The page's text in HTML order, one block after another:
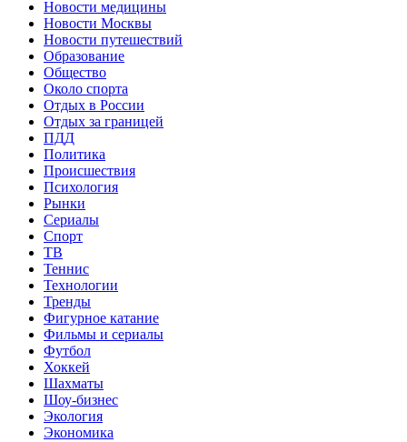
Новости медицины
Новости Москвы
Новости путешествий
Образование
Общество
Около спорта
Отдых в России
Отдых за границей
ПДД
Политика
Происшествия
Психология
Рынки
Сериалы
Спорт
ТВ
Теннис
Технологии
Тренды
Фигурное катание
Фильмы и сериалы
Футбол
Хоккей
Шахматы
Шоу-бизнес
Экология
Экономика